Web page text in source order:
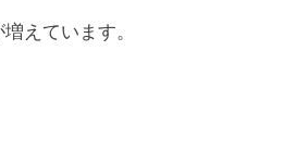
えています。